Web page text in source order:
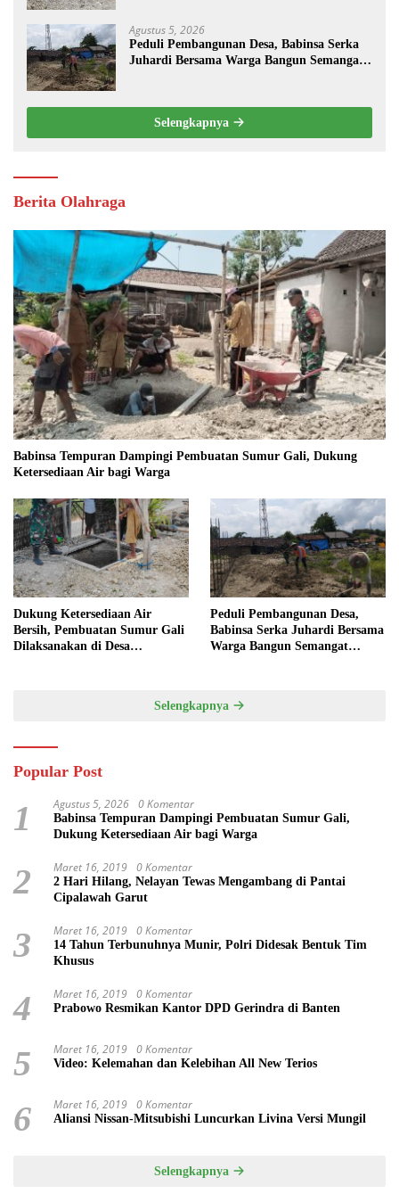
Agustus 5, 2026
Peduli Pembangunan Desa, Babinsa Serka
Juhardi Bersama Warga Bangun Semangat
Selengkapnya
Berita Olahraga
Babinsa Tempuran Dampingi Pembuatan Sumur Gali, Dukung
Ketersediaan Air bagi Warga
Dukung Ketersediaan Air
Bersih, Pembuatan Sumur Gali
Dilaksanakan di Desa
Peduli Pembangunan Desa,
Babinsa Serka Juhardi Bersama
Warga Bangun Semangat
Selengkapnya
Popular Post
1 Agustus 5, 2026 0 Komentar
Babinsa Tempuran Dampingi Pembuatan Sumur Gali,
Dukung Ketersediaan Air bagi Warga
2 Maret 16, 2019 0 Komentar
2 Hari Hilang, Nelayan Tewas Mengambang di Pantai
Cipalawah Garut
3 Maret 16, 2019 0 Komentar
14 Tahun Terbunuhnya Munir, Polri Didesak Bentuk Tim
Khusus
4 Maret 16, 2019 0 Komentar
Prabowo Resmikan Kantor DPD Gerindra di Banten
5 Maret 16, 2019 0 Komentar
Video: Kelemahan dan Kelebihan All New Terios
6 Maret 16, 2019 0 Komentar
Aliansi Nissan-Mitsubishi Luncurkan Livina Versi Mungil
Selengkapnya